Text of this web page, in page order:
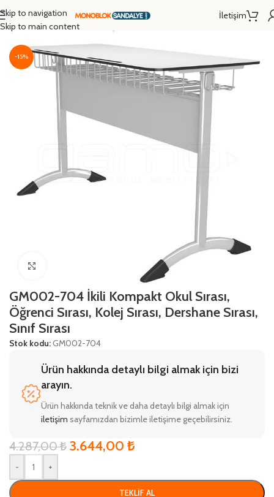
Skip to navigation
Skip to main content
İletişim
Ana Sayfa /Okul Sırası
-15%
GM002-704 İkili Kompakt Okul Sırası,
Öğrenci Sırası, Kolej Sırası, Dershane Sırası,
Sınıf Sırası
Stok kodu:GM002-704
Ürün hakkında detaylı bilgi almak için bizi
arayın.
Ürün hakkında teknik ve daha detaylı bilgi almak için
iletişim sayfamızdan bizimle iletişime geçebilirsiniz.
4.287,00₺ 3.644,00 ₺
- +
TEKLIF AL